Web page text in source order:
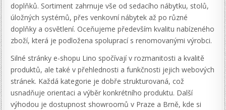
doplňků. Sortiment zahrnuje vše od sedacího nábytku, stolů,
úložných systémů, přes venkovní nábytek až po různé
doplňky a osvětlení. Oceňujeme především kvalitu nabízeného
zboží, která je podložena spoluprací s renomovanými výrobci.
Silné stránky e-shopu Lino spočívají v rozmanitosti a kvalitě
produktů, ale také v přehlednosti a funkčnosti jejich webových
stránek. Každá kategorie je dobře strukturovaná, což
usnadňuje orientaci a výběr konkrétního produktu. Další
výhodou je dostupnost showroomů v Praze a Brně, kde si